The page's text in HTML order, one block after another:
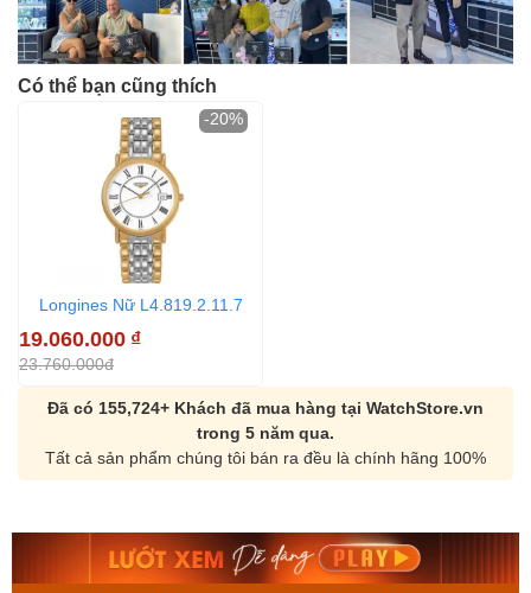
Có thể bạn cũng thích
Longines Nữ L4.819.2.11.7
19.060.000 ₫
23.760.000đ
-20%
Đã có 155,724+ Khách đã mua hàng tại WatchStore.vn
trong 5 năm qua.
Tất cả sản phẩm chúng tôi bán ra đều là chính hãng 100%
Orient Nam RA-
Mua ngay
Casio Nam MTS-
Mua ngay